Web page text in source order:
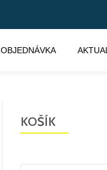
OBJEDNÁVKA
KOŠÍK